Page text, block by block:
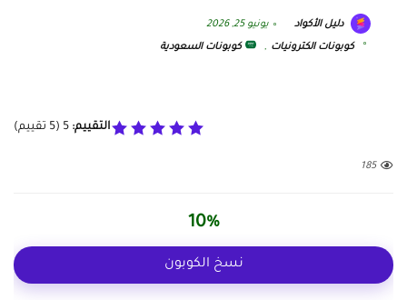
دليل الأكواد يونيو 25, 2026
كوبونات الكترونيات , كوبونات السعودية
التقييم: 5
(
5 تقييم)
185
10%
نسخ الكوبون